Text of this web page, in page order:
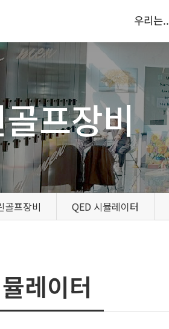
우리는..
오시는길
프장비
골프장비 QED 시뮬레이터
레이터